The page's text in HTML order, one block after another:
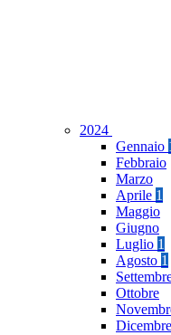
2024
Gennaio
Febbraio
Marzo
Aprile 1
Maggio
Giugno
Luglio 1
Agosto 1
Ottobre
Dicembre